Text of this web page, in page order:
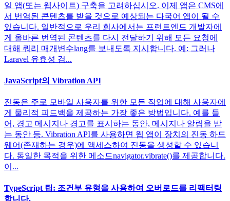
일 앱(또는 웹사이트) 구축을 고려하십시오. 이제 앱은 CMS에
서 번역된 콘텐츠를 받을 것으로 예상되는 다국어 앱이 될 수
있습니다. 일반적으로 우리 회사에서는 프런트엔드 개발자에
게 올바른 번역된 콘텐츠를 다시 전달하기 위해 모든 요청에
대해 쿼리 매개변수lang를 보내도록 지시합니다. 예: 그러나
Laravel 유효성 검...
JavaScript의 Vibration API
진동은 주로 모바일 사용자를 위한 모든 작업에 대해 사용자에
게 물리적 피드백을 제공하는 가장 좋은 방법입니다. 예를 들
어, 경고 메시지나 경고를 표시하는 동안, 메시지나 알림을 받
는 동안 등. Vibration API를 사용하면 웹 앱이 장치의 진동 하드
웨어(존재하는 경우)에 액세스하여 진동을 생성할 수 있습니
다. 동일한 목적을 위한 메소드navigator.vibrate()를 제공합니다.
이...
TypeScript 팁: 조건부 유형을 사용하여 오버로드를 리팩터링
합니다.